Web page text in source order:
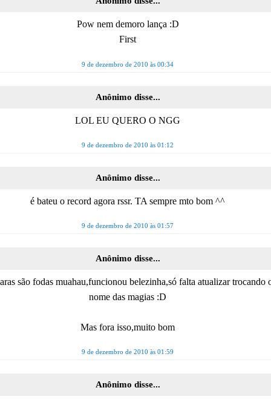
Pow nem demoro lança :D
First
9 de dezembro de 2010 às 00:34
Anônimo disse...
LOL EU QUERO O NGG
9 de dezembro de 2010 às 01:12
Anônimo disse...
é bateu o record agora rssr. TA sempre mto bom ^^
9 de dezembro de 2010 às 01:57
Anônimo disse...
são fodas muahau,funcionou belezinha,só falta atualizar trocando
nome das magias :D
Mas fora isso,muito bom
9 de dezembro de 2010 às 01:59
Anônimo disse...